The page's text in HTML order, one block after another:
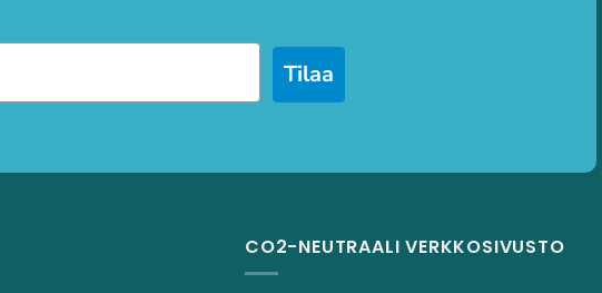
Tilaa
CO2-NEUTRAALI VERKKOSIVUSTO